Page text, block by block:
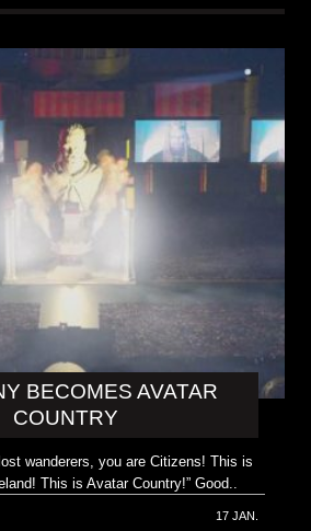
BECOMES AVATAR
COUNTRY
wanderers, you are Citizens! This is
This is Avatar Country!” Good..
17 JAN.